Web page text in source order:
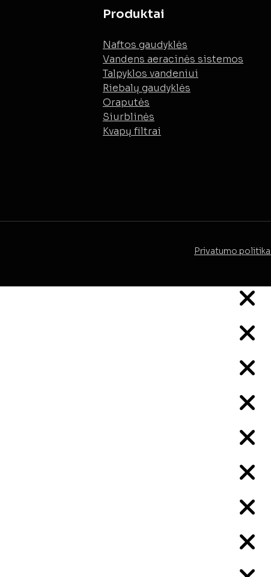
Produktai
Naftos gaudyklės
Vandens aeracinės sistemos
Talpyklos vandeniui
Riebalų gaudyklės
Oraputės
Siurblinės
Kvapų filtrai
Privatumo politika